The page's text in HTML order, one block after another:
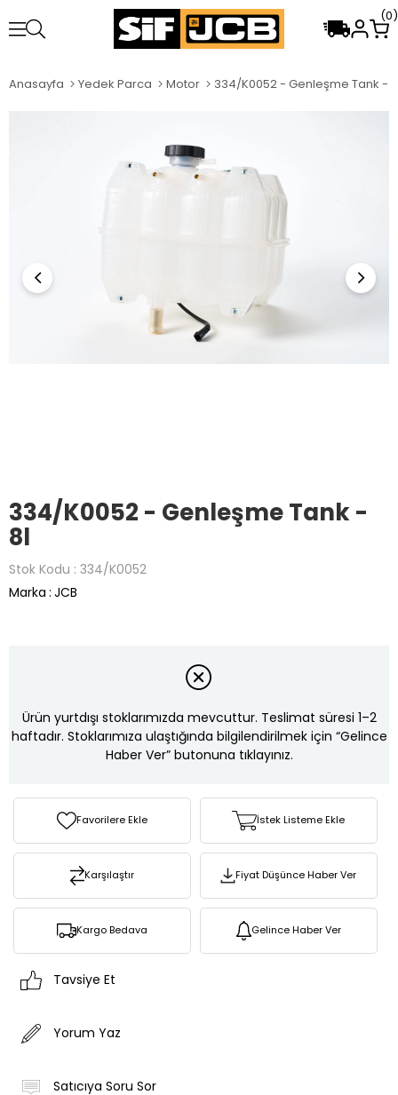
0
Anasayfa Yedek Parca Motor 334/K0052 - Genleşme Tank -
334/K0052 - Genleşme Tank -
8l
Stok Kodu 334/K0052
Marka : JCB
Ürün yurtdışı stoklarımızda mevcuttur. Teslimat süresi 1–2
haftadır. Stoklarımıza ulaştığında bilgilendirilmek için “Gelince
Haber Ver” butonuna tıklayınız.
Favorilere Ekle İstek Listeme Ekle
Karşılaştır Fiyat Düşünce Haber Ver
Kargo Bedava Gelince Haber Ver
Tavsiye Et
Yorum Yaz
Satıcıya Soru Sor